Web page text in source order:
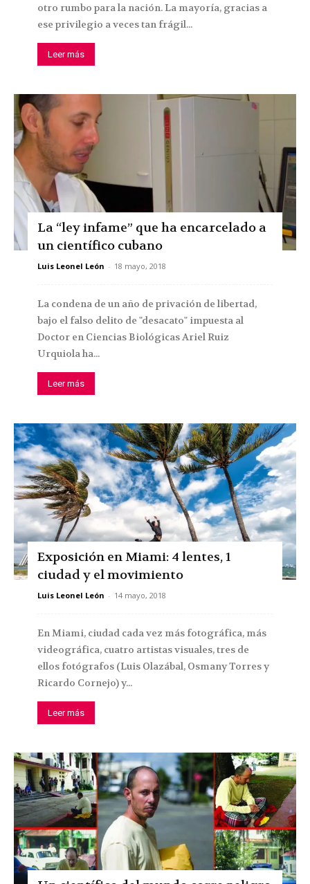
otro rumbo para la nación. La mayoría, gracias a
ese privilegio a veces tan frágil...
Leer más
La “ley infame” que ha encarcelado a
un científico cubano
Luis Leonel León - 18 mayo, 2018
La condena de un año de privación de libertad,
bajo el falso delito de "desacato" impuesta al
Doctor en Ciencias Biológicas Ariel Ruiz
Urquiola ha...
Leer más
Exposición en Miami: 4 lentes, 1
ciudad y el movimiento
Luis Leonel León - 14 mayo, 2018
En Miami, ciudad cada vez más fotográfica, más
videográfica, cuatro artistas visuales, tres de
ellos fotógrafos (Luis Olazábal, Osmany Torres y
Ricardo Cornejo) y...
Leer más